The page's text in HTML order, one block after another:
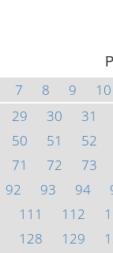
7 8 9 10
29 30 31
50 51 52
71 72 73
92 93 94
111 112
128 129